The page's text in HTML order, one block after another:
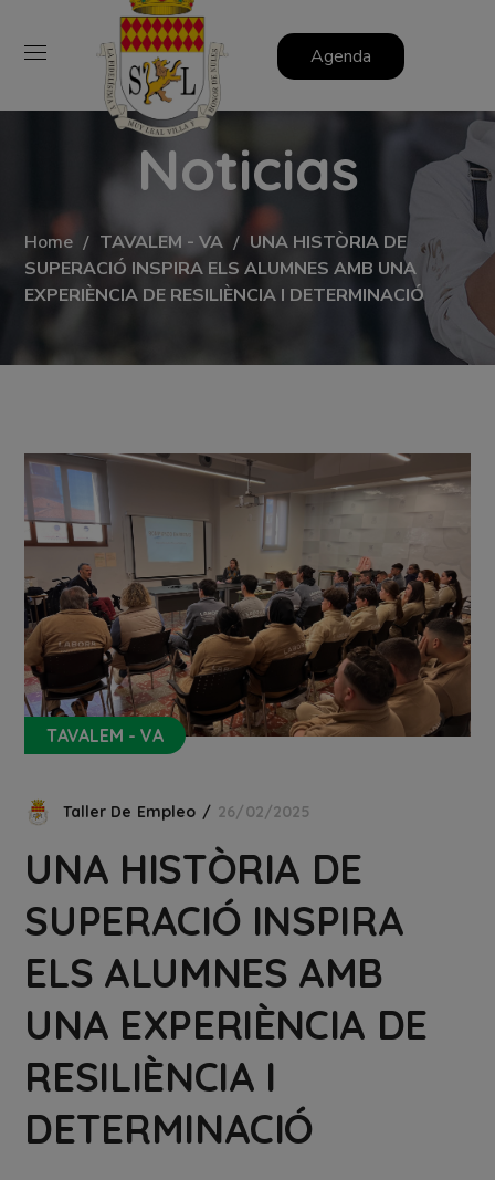
Agenda
Noticias
Home TAVALEM - VA
UNA HISTÒRIA DE
SUPERACIÓ INSPIRA ELS ALUMNES AMB UNA
EXPERIÈNCIA DE RESILIÈNCIA I DETERMINACIÓ
TAVALEM - VA
Taller De Empleo 26/02/2025
UNA HISTÒRIA DE
SUPERACIÓ INSPIRA
ELS ALUMNES AMB
UNA EXPERIÈNCIA DE
RESILIÈNCIA I
DETERMINACIÓ